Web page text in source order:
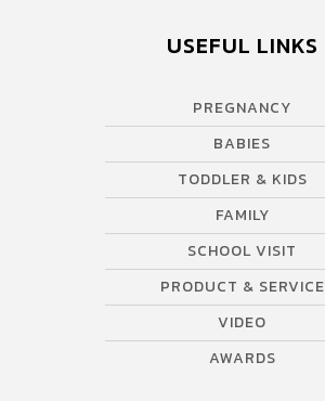
USEFUL LINKS
PREGNANCY
BABIES
TODDLER & KIDS
FAMILY
SCHOOL VISIT
PRODUCT & SERVICE
VIDEO
AWARDS